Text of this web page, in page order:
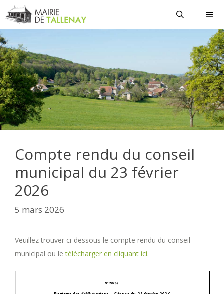
Aller
au
contenu
Compte rendu du conseil
municipal du 23 février
2026
5 mars 2026
Veuillez trouver ci-dessous le compte rendu du conseil
municipal ou letélécharger en cliquant ici.